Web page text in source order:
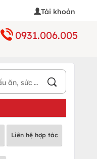
Tài khoản
0931.006.005
Dinh dưỡng
Liên hệ hợp tác